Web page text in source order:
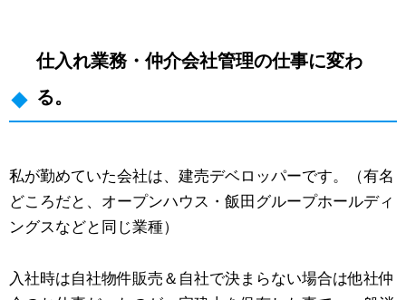
仕入れ業務・仲介会社管理の仕事に変わ
る。
私が勤めていた会社は、建売デベロッパーです。（有名
どころだと、オープンハウス・飯田グループホールディ
ングスなどと同じ業種）
入社時は自社物件販売＆自社で決まらない場合は他社仲